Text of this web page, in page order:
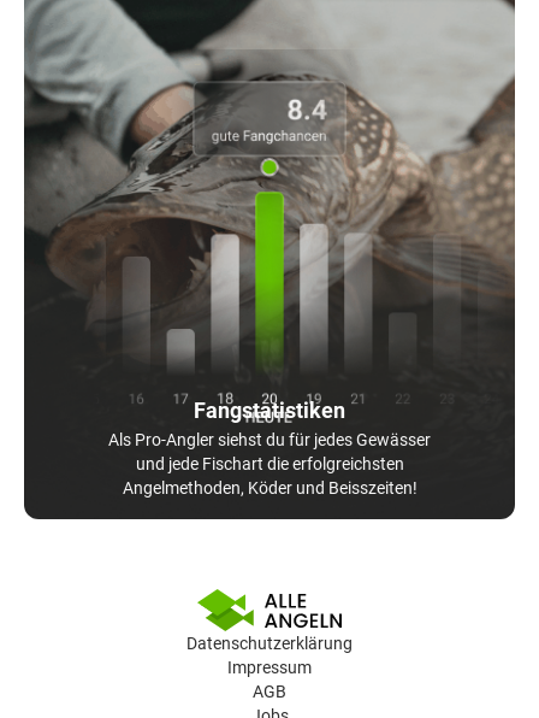
Fangstatistiken
Als Pro-Angler siehst du für jedes Gewässer
und jede Fischart die erfolgreichsten
Angelmethoden, Köder und Beisszeiten!
Datenschutzerklärung
Impressum
AGB